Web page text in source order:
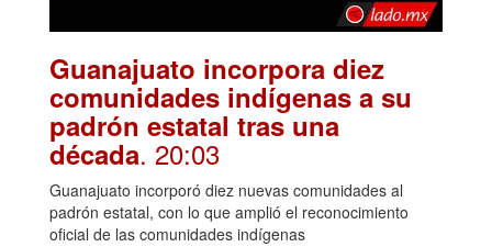
Guanajuato incorpora diez
comunidades indígenas a su
padrón estatal tras una
década. 20:03
Guanajuato incorporó diez nuevas comunidades al
padrón estatal, con lo que amplió el reconocimiento
oficial de las comunidades indígenas